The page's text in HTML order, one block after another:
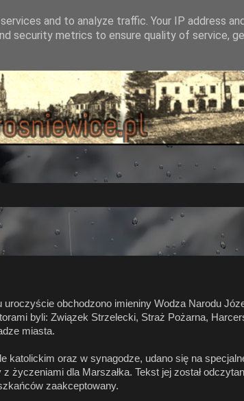
uroczyście obchodzono imieniny Wodza Narodu
byli: Związek Strzelecki, Straż Pożarna,
miasta.
katolickim oraz w synagodze, udano się na
życzeniami dla Marszałka. Tekst jej został
zaakceptowany.
and to analyze traffic. Your IP address
security metrics to ensure quality of service,